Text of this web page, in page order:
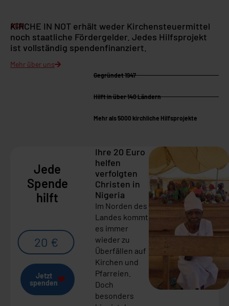
ACN
KIRCHE IN NOT erhält weder Kirchensteuermittel
noch staatliche Fördergelder. Jedes Hilfsprojekt
ist vollständig spendenfinanziert.
Mehr über uns
Gegründet 1947
Hilft in über 140 Ländern
Mehr als 5000 kirchliche Hilfsprojekte
Jede
Spende
hilft
20 €
Jetzt
spenden
Ihre 20 Euro
helfen
verfolgten
Christen in
Nigeria
Im Norden des
Landes kommt
es immer
wieder zu
Überfällen auf
Kirchen und
Pfarreien.
Doch
besonders